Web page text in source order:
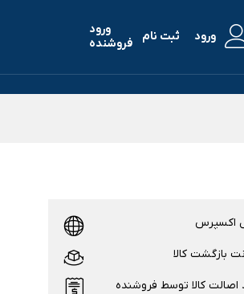
ورود ثبت نام
ورود
فروشنده
اکسپرس
بازگشت کالا
اصالت کالا توسط فروشنده